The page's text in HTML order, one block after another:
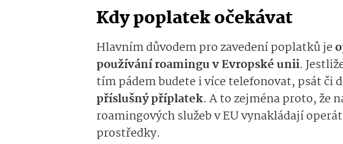
Kdy poplatek očekávat
Hlavním důvodem pro zavedení poplatků je
používání roamingu v Evropské unii.
tím pádem budete i více telefonovat, psát či
příslušný příplatek. A to zejména proto, že
roamingových služeb v EU vynakládají
prostředky.